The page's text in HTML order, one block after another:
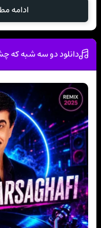
ادامه
دانلود دو سه شبه که